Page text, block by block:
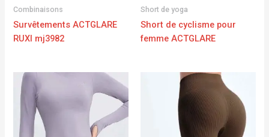
Combinaisons
Survêtements ACTGLARE
RUXI mj3982
Short de yoga
Short de cyclisme pour
femme ACTGLARE